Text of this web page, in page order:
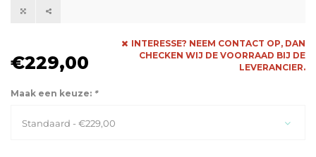
€229,00
INTERESSE? NEEM CONTACT OP, DAN
CHECKEN WIJ DE VOORRAAD BIJ DE
LEVERANCIER.
Maak een keuze: *
Standaard - €229,00